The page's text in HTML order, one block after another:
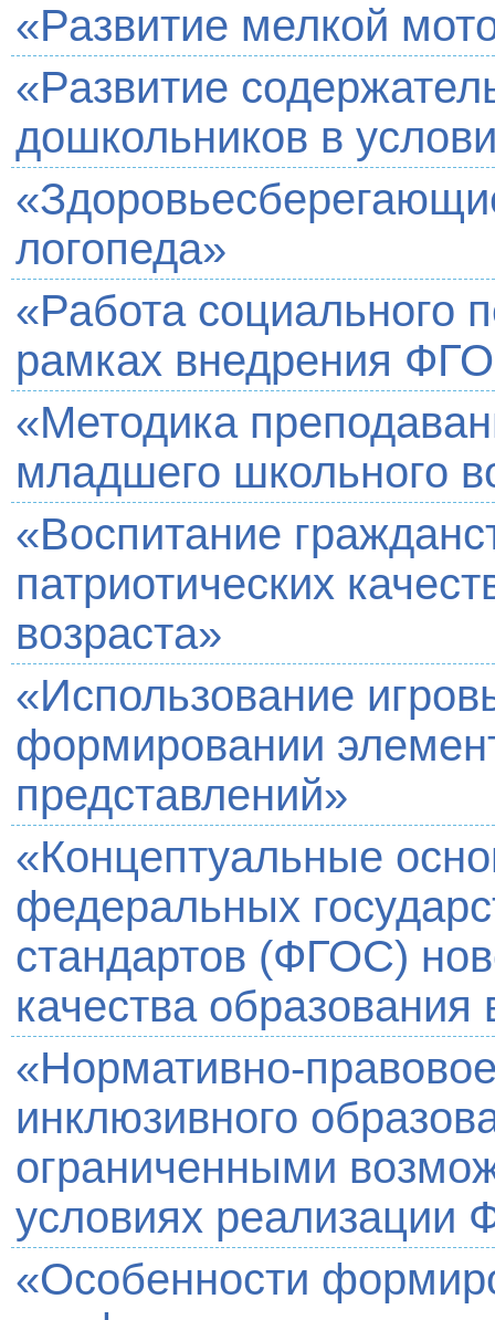
«Развитие мелкой
«Развитие
дошкольников в
логопеда»
«Работа социального
рамках внедрения
«Методика
младшего школьного
«Воспитание
патриотических
возраста»
«Использование
формировании
представлений»
«Концептуальные
федеральных
стандартов (ФГОС)
качества
«Нормативно-
инклюзивного
ограниченными
условиях реализации
«Особенности